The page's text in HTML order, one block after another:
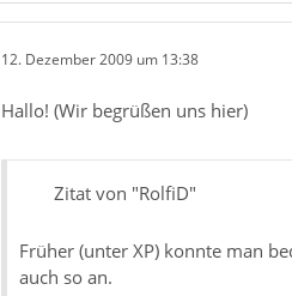
12. Dezember 2009 um 13:38
Hallo! (Wir begrüßen uns hier)
Zitat von "RolfiD"
Früher (unter XP) konnte man
auch so an.